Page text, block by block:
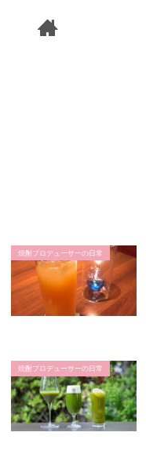
焼酎プロデューサーの日常
焼酎プロデューサーの日常